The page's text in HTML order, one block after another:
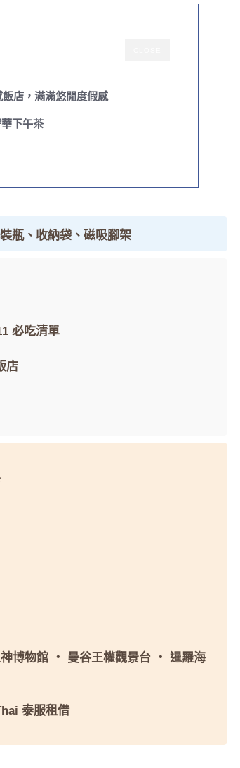
店，滿滿悠閒度假感
下午茶
瓶、收納袋、磁吸腳架
必吃清單
店
博物館 ・ 曼谷王權觀景台 ・ 暹羅海
泰服租借